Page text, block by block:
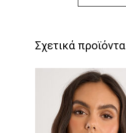
Σχετικά προϊόντα